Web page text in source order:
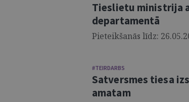
Tieslietu ministrija
departamentā
Pieteikšanās līdz:
#TEIRDARBS
Satversmes tiesa
amatam